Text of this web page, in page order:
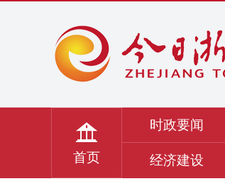
首页
时政要闻
经济建设